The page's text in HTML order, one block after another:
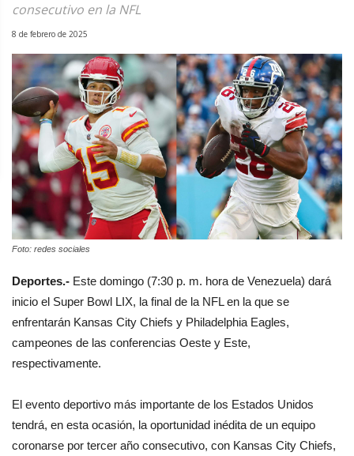
consecutivo en la NFL
8 de febrero de 2025
Foto: redes sociales
Deportes.- Este domingo (7:30 p. m. hora de Venezuela) dará
inicio el Super Bowl LIX, la final de la NFL en la que se
enfrentarán Kansas City Chiefs y Philadelphia Eagles,
campeones de las conferencias Oeste y Este,
respectivamente.
El evento deportivo más importante de los Estados Unidos
tendrá, en esta ocasión, la oportunidad inédita de un equipo
coronarse por tercer año consecutivo, con Kansas City Chiefs,